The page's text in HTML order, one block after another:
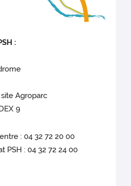
:
Agroparc
9
: 04 32 72 20 00
PSH : 04 32 72 24 00